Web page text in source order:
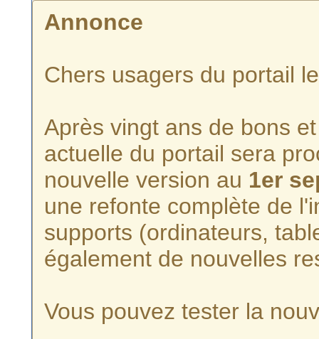
Annonce
Chers usagers du portail
Après vingt ans de bons
actuelle du portail sera
nouvelle version au 1er
une refonte complète de
supports (ordinateurs,
également de nouvelles
Vous pouvez tester la